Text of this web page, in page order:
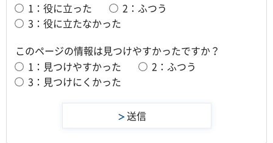
1：役に立った
2：ふつう
3：役に立たなかった
このページの情報は見つけやすかったですか？
1：見つけやすかった
2：ふつう
3：見つけにくかった